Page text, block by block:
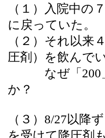
（１）入院中の
に戻っていた。
（２）それ以来
圧剤）を飲んで
なぜ「200」
か？
（３）8/27以降